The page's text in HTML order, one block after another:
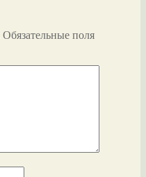
Обязательные поля